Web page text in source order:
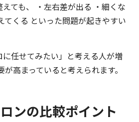
ても、 ・左右差が出る ・細くな
てくる といった問題が起きやすい
任せてみたい」と考える人が増
高まっていると考えられます。
ンの比較ポイント